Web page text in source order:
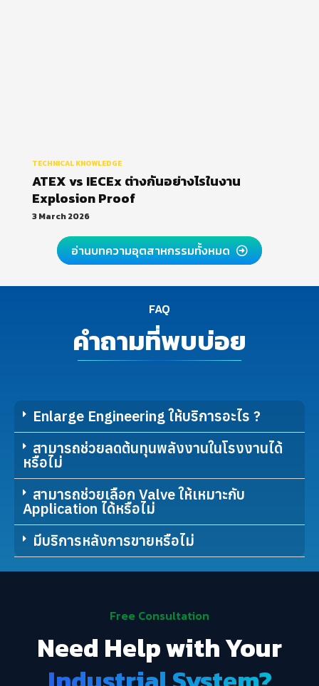
TECHNICAL KNOWLEDGE
ATEX vs IECEx ต่างกันอย่างไรในงาน
Explosion Proof
3 March 2026
อ่านบทความอุตสาหกรรมทั้งหมด
FAQ
คำถามที่พบบ่อย
Enlarge Engineering ให้บริการอะไร ?
สามารถช่วยลดต้นทุนพลังงานในโรงงานได้
หรือไม่
สามารถช่วยเลือก Valve ให้เหมาะกับ
Application ได้หรือไม่
มีบริการหลังการขายหรือไม่
Free Consultation
Need Help with Your